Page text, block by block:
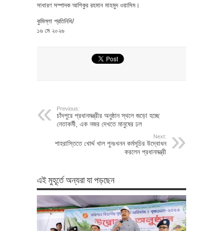
সাধারণ সম্পাদক আশিকুর রহমান মাহমুদ ওয়াসিম।
কুমিল্লা প্রতিনিধি/
১৬ মে ২০২৬
Previous:
চাঁদপুরে প্রধানমন্ত্রীর অনুষ্ঠান স্থলে জড়ো হচ্ছে
নেতাকর্মী, এক নজর দেখতে মানুষের ঢল
Next:
শাহরাস্তিতে খোর্দ্দ খাল পুনঃখনন কর্মসূচির উদ্বোধন
করলেন প্রধানমন্ত্রী
এই মুহূর্তে অন্যরা যা পড়ছেন